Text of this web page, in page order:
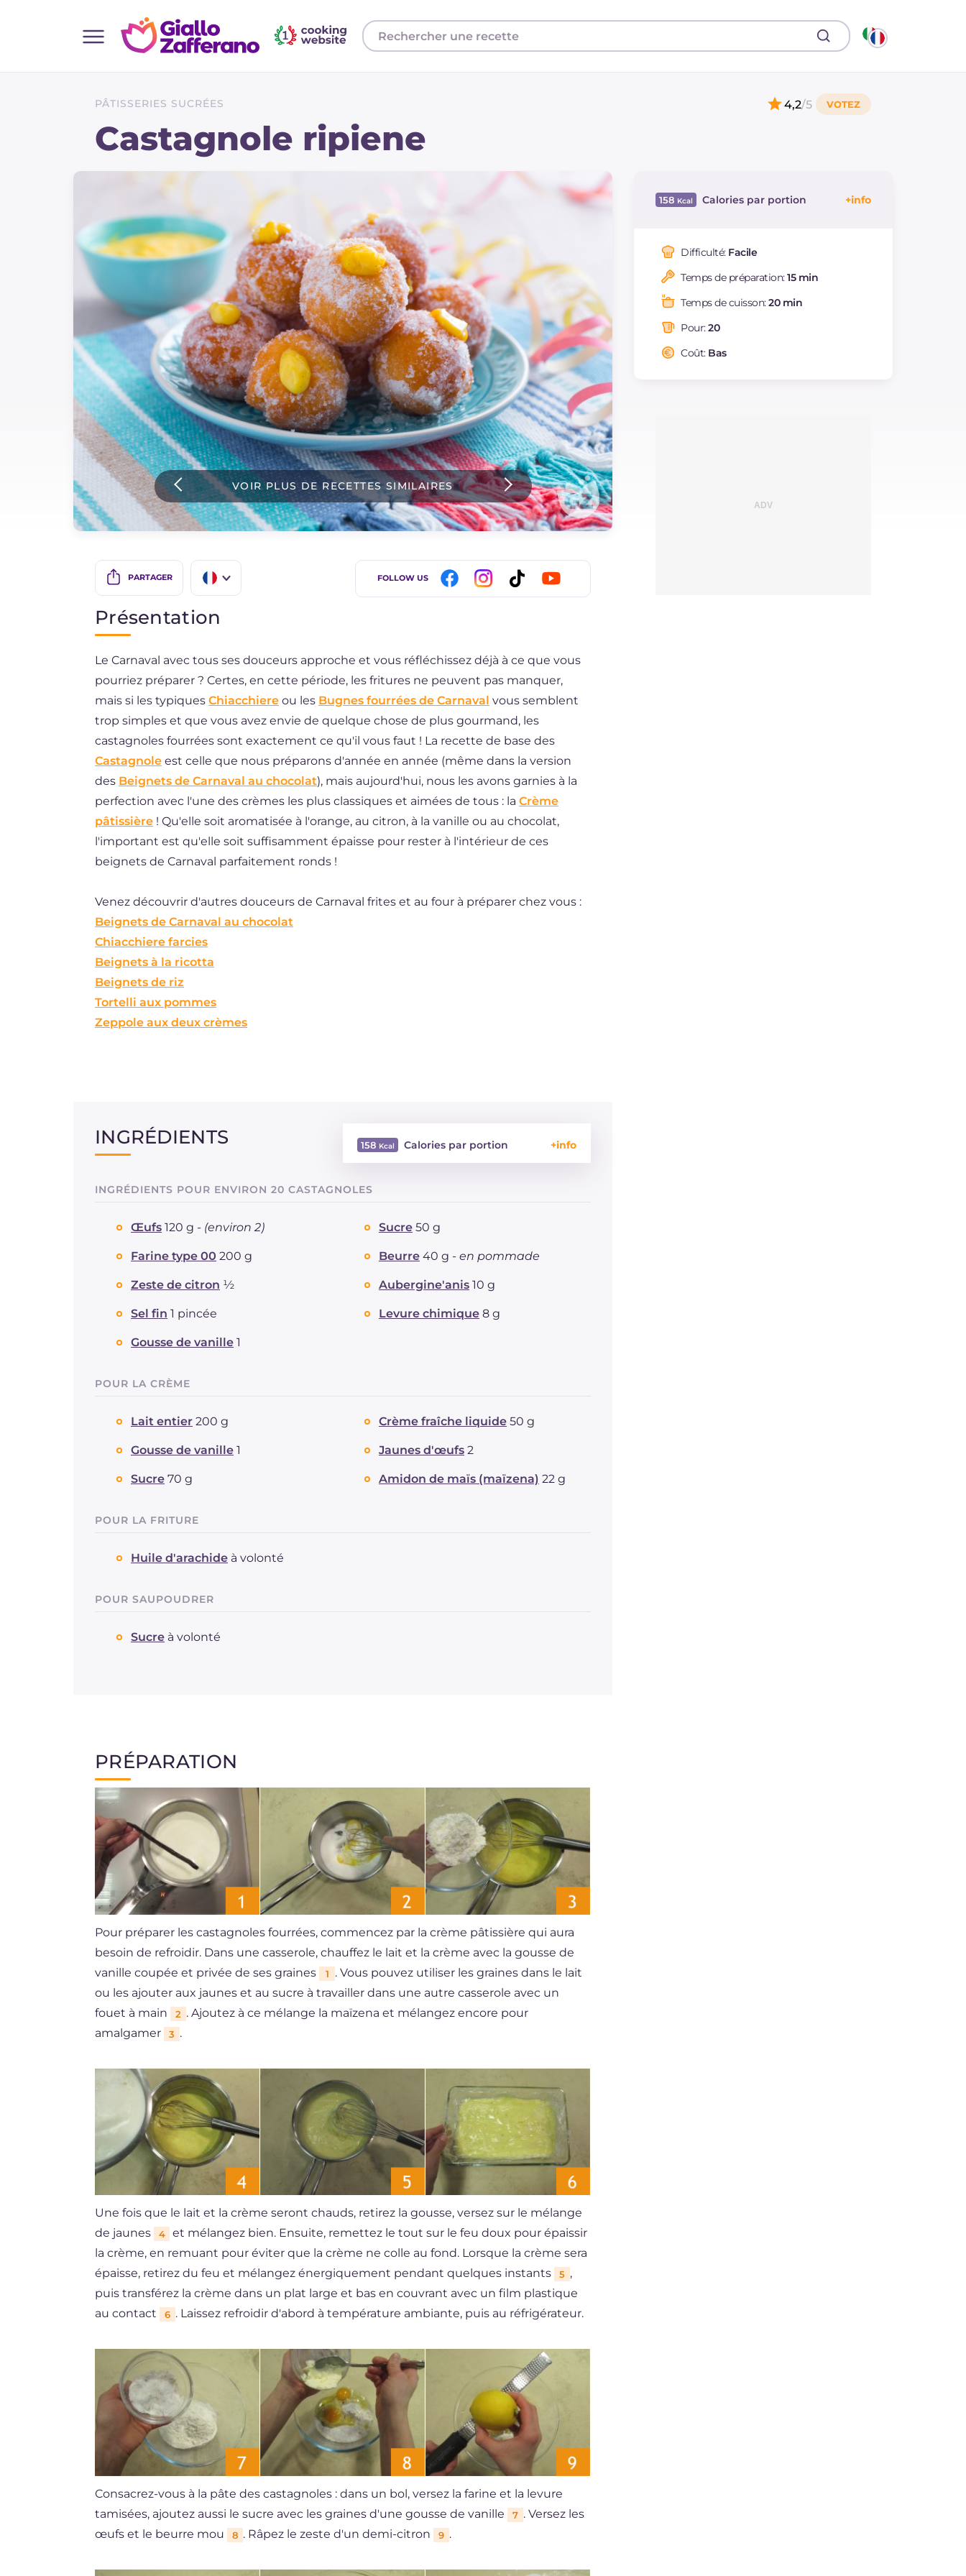
Toutes les recettes
Plats principaux
Accompagnement
Pizzas et focaccia
Gateaux et patisserie
Dernieres recettes
IT Website
Instagram
YouTube
PÂTISSERIES SUCRÉES
Castagnole ripiene
4,2/5
VOIR PLUS DE RECETTES SIMILAIRES
PARTAGER
DE
ES
NL
FOLLOW US
158 Calories par portion
Dont sucres
Protéine g
Graisses
saturés
Fibre
Cholestérol
Difficulté: Facile
Temps de préparation:15 min
Temps de cuisson:20 min
Pour:20
Coût: Bas
Présentation
Le Carnaval avec tous ses douceurs approche et vous réfléchissez déjà à ce que vous
pourriez préparer ? Certes, en cette période, les fritures ne peuvent pas manquer,
mais si les typiques Chiacchiere ou les Bugnes fourrées de Carnaval vous semblent
trop simples et que vous avez envie de quelque chose de plus gourmand, les
castagnoles fourrées sont exactement ce qu'il vous faut ! La recette de base des
Castagnole est celle que nous préparons d'année en année (même dans la version
des Beignets de Carnaval au chocolat), mais aujourd'hui, nous les avons garnies à la
perfection avec l'une des crèmes les plus classiques et aimées de tous : la Crème
pâtissière ! Qu'elle soit aromatisée à l'orange, au citron, à la vanille ou au chocolat,
l'important est qu'elle soit suffisamment épaisse pour rester à l'intérieur de ces
beignets de Carnaval parfaitement ronds !
Venez découvrir d'autres douceurs de Carnaval frites et au four à préparer chez vous :
Beignets de Carnaval au chocolat
Chiacchiere farcies
Beignets à la ricotta
Beignets de riz
Tortelli aux pommes
Zeppole aux deux crèmes
INGRÉDIENTS 158 Calories par portion
Glucides
Protéine
Graisses
dont acides gras saturés
Fibre
Sodium
INGRÉDIENTS POUR ENVIRON 20 CASTAGNOLES
Œufs 120 g - (environ 2) Sucre 50 g
Farine type 00 200 g Beurre 40 g - en pommade
Zeste de citron ½ Aubergine'anis 10 g
Sel fin 1 pincée Levure chimique 8 g
Gousse de vanille 1
POUR LA CRÈME
Lait entier 200 g Crème fraîche liquide 50 g
Gousse de vanille 1 Jaunes d'œufs 2
Sucre 70 g Amidon de maïs (maïzena) 22 g
POUR LA FRITURE
Huile d'arachide à volonté
POUR SAUPOUDRER
Sucre à volonté
PRÉPARATION
Pour préparer les castagnoles fourrées, commencez par la crème pâtissière qui aura
besoin de refroidir. Dans une casserole, chauffez le lait et la crème avec la gousse de
vanille coupée et privée de ses graines
1
. Vous pouvez utiliser les graines dans le lait
ou les ajouter aux jaunes et au sucre à travailler dans une autre casserole avec un
fouet à main
2 . Ajoutez à ce mélange la maïzena et mélangez encore pour
amalgamer
3 .
Une fois que le lait et la crème seront chauds, retirez la gousse, versez sur le mélange
de jaunes
4
et mélangez bien. Ensuite, remettez le tout sur le feu doux pour épaissir
la crème, en remuant pour éviter que la crème ne colle au fond. Lorsque la crème sera
épaisse, retirez du feu et mélangez énergiquement pendant quelques instants
5 ,
puis transférez la crème dans un plat large et bas en couvrant avec un film plastique
au contact
6 . Laissez refroidir d'abord à température ambiante, puis au réfrigérateur.
Consacrez-vous à la pâte des castagnoles : dans un bol, versez la farine et la levure
tamisées, ajoutez aussi le sucre avec les graines d'une gousse de vanille
7 . Versez les
œufs et le beurre mou
8 . Râpez le zeste d'un demi-citron 9 .